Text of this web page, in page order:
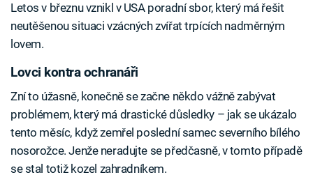
Letos v březnu vznikl v USA poradní sbor, který má řešit
neutěšenou situaci vzácných zvířat trpících nadměrným
lovem.
Lovci kontra ochranáři
Zní to úžasně, konečně se začne někdo vážně zabývat
problémem, který má drastické důsledky – jak se ukázalo
tento měsíc, když zemřel poslední samec severního bílého
nosorožce. Jenže neradujte se předčasně, v tomto případě
se stal totiž kozel zahradníkem.